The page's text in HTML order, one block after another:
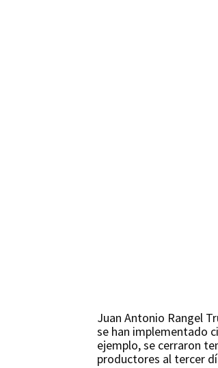
Juan Antonio Rangel
se han implementado
ejemplo, se cerraron
productores al tercer